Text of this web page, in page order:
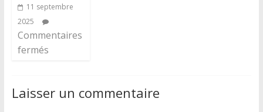
11 septembre
2025
Commentaires
fermés
Laisser un commentaire